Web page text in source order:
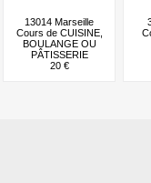
13014 Marseille
Cours de CUISINE,
BOULANGE OU
PÂTISSERIE
20 €